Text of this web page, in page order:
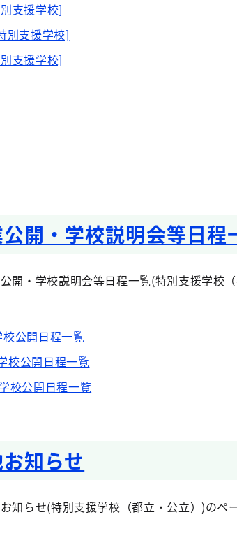
支援学校]
別支援学校]
支援学校]
開・学校説明会等日程
開・学校説明会等日程一覧(特別支援学校
公開日程一覧
公開日程一覧
校公開日程一覧
知らせ
知らせ(特別支援学校（都立・公立）)のペー